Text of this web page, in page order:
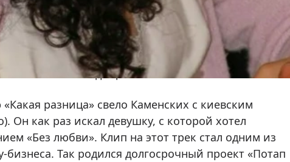
много времени любимому занятию — пению.
игры» — Настя получила в 2004 году.
что через год она добилась новой:
в номинации «Открытие года». В этот период
пошла по восходящей.
разница» свело Каменских с киевским
Он как раз искал девушку, с которой хотел
«Без любви». Клип на этот трек стал одним из
Так родился долгосрочный проект «Потап